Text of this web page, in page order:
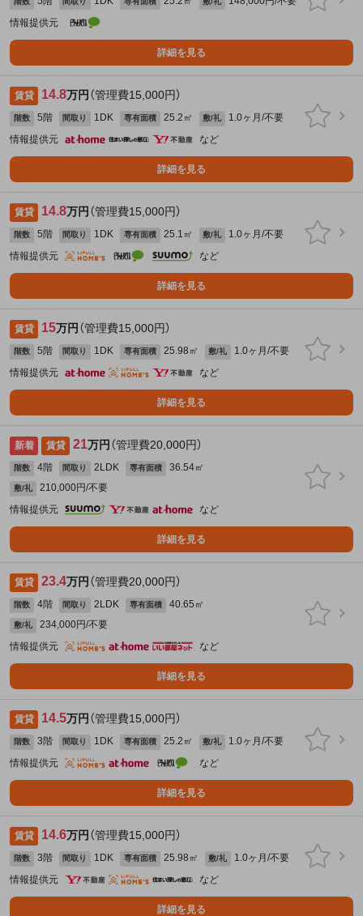
情報提供元
詳細を見る
賃貸 14.8万円 （管理費15,000円）
階数 5階 間取り 1DK 専有面積 25.2㎡ 敷/礼
1.0ヶ月/不要
情報提供元
など
詳細を見る
賃貸 14.8万円 （管理費15,000円）
階数 5階 間取り 1DK 専有面積 25.1㎡ 敷/礼
1.0ヶ月/不要
情報提供元
など
詳細を見る
賃貸 15万円 （管理費15,000円）
階数 5階 間取り 1DK 専有面積 25.98㎡ 敷/礼
1.0ヶ月/不要
情報提供元
など
詳細を見る
新着 賃貸 21万円 （管理費20,000円）
階数 4階 間取り 2LDK 専有面積 36.54㎡
敷/礼
210,000円/不要
情報提供元
など
詳細を見る
賃貸 23.4万円 （管理費20,000円）
階数 4階 間取り 2LDK 専有面積 40.65㎡
敷/礼
234,000円/不要
情報提供元
など
詳細を見る
賃貸 14.5万円 （管理費15,000円）
階数 3階 間取り 1DK 専有面積 25.2㎡ 敷/礼
1.0ヶ月/不要
情報提供元
など
詳細を見る
賃貸 14.6万円 （管理費15,000円）
階数 3階 間取り 1DK 専有面積 25.98㎡ 敷/礼
1.0ヶ月/不要
情報提供元
など
詳細を見る